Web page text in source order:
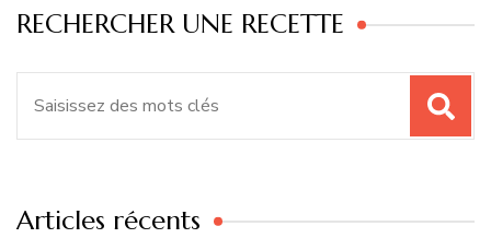
RECHERCHER UNE RECETTE
Articles récents